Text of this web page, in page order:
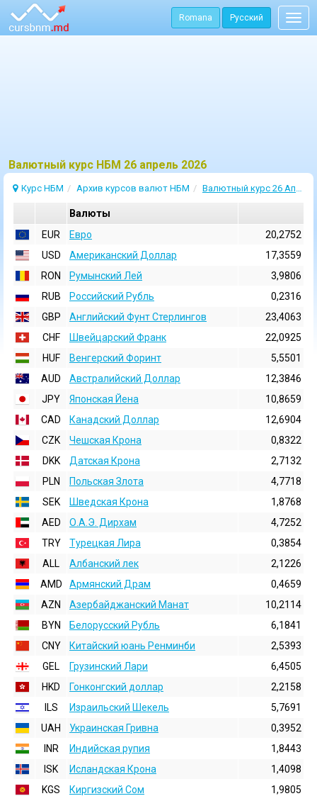
Romana Русский
Bалютный курс НБМ 26 апрель 2026
Курс НБМ Архив курсов валют НБМ Валютный курс 26 Апрель 2026
Валюты
EUR
Евро
20,2752
USD
Aмериканский Доллар
17,3559
RON
Румынский Лей
3,9806
RUB
Российский Рубль
0,2316
GBP
Английский Фунт Стерлингов
23,4063
CHF
Швейцарский Франк
22,0925
HUF
Венгерский Форинт
5,5501
AUD
Австралийский Доллар
12,3846
JPY
Японская Йена
10,8659
CAD
Канадский Доллар
12,6904
CZK
Чешская Крона
0,8322
DKK
Датская Крона
2,7132
PLN
Польская Злота
4,7718
SEK
Шведская Крона
1,8768
AED
О.А.Э. Дирхам
4,7252
TRY
Турецкая Лира
0,3854
ALL
Албанский лек
2,1226
AMD
Армянский Драм
0,4659
AZN
Азербайджанский Манат
10,2114
BYN
Белорусский Рубль
6,1841
CNY
Китайский юань Ренминби
2,5393
GEL
Грузинский Лари
6,4505
HKD
Гонконгский доллаp
2,2158
ILS
Израильский Шекель
5,7691
UAH
Украинская Гривна
0,3952
INR
Индийская pупия
1,8443
ISK
Исландская Крона
1,4098
KGS
Киргизский Сом
1,9805